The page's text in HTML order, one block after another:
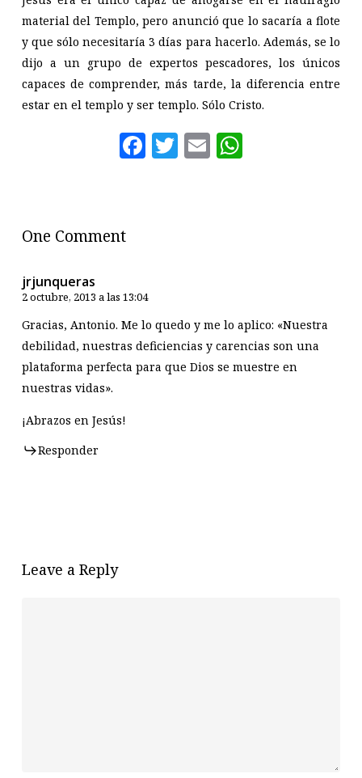
material del Templo, pero anunció que lo sacaría a flote
y que sólo necesitaría 3 días para hacerlo. Además, se lo
dijo a un grupo de expertos pescadores, los únicos
capaces de comprender, más tarde, la diferencia entre
estar en el templo y ser templo. Sólo Cristo.
Facebook
Twitter
Email
One Comment
jrjunqueras
2 octubre, 2013 a las 13:04
Gracias, Antonio. Me lo quedo y me lo aplico: «Nuestra
debilidad, nuestras deficiencias y carencias son una
plataforma perfecta para que Dios se muestre en
nuestras vidas».
¡Abrazos en Jesús!
Responder
Leave a Reply